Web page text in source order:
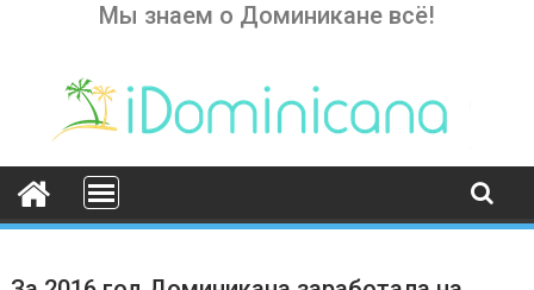
Мы знаем о Доминикане всё!